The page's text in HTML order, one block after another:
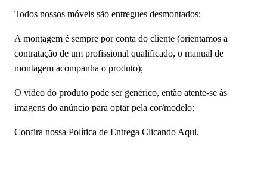
Todos nossos móveis são entregues desmontados;
A montagem é sempre por conta do cliente (orientamos a
contratação de um profissional qualificado, o manual de
montagem acompanha o produto);
O vídeo do produto pode ser genérico, então atente-se às
imagens do anúncio para optar pela cor/modelo;
Confira nossa Política de Entrega Clicando Aqui.